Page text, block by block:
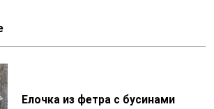
Елочка из фетра с бусинами